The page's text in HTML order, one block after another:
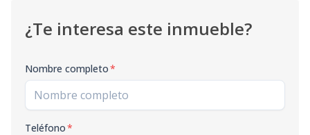
¿Te interesa este inmueble?
Nombre completo*
Teléfono*